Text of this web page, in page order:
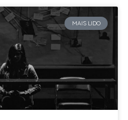
MAIS LIDO